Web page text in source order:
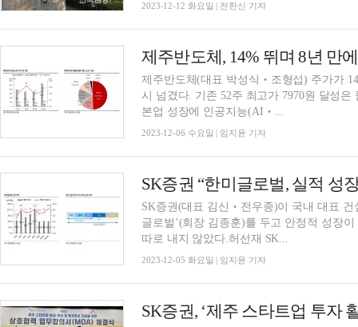
2023-12-12 화요일 | 전한신 기자
제주반도체(대표 박성식‧조형섭) 주가가
시 넘겼다. 기존 52주 최고가 7970원 달성
본업 성장에 인공지능(AI‧...
2023-12-06 수요일 | 임지윤 기자
SK증권(대표 김신‧전우종)이 국내 대표 건
글로벌’(회장 김종훈)를 두고 안정적 성장
따로 내지 않았다.허선재 SK...
2023-12-05 화요일 | 임지윤 기자
SK증권, ‘제주 스타트업 투자